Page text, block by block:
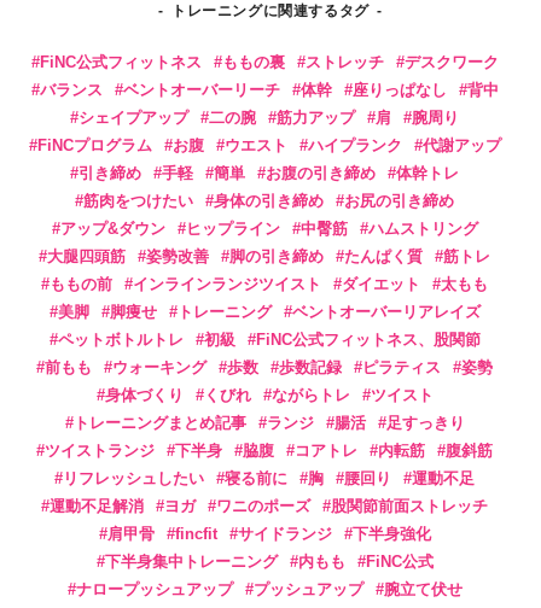
トレーニングに関連するタグ
FiNC公式フィットネス ももの裏 ストレッチ
デスクワーク
バランス
ベントオーバーリーチ 体幹 座りっぱなし
背中
シェイプアップ
二の腕 筋力アップ 肩
腕周り
FiNCプログラム
お腹 ウエスト ハイプランク
代謝アップ
引き締め
手軽 簡単 お腹の引き締め
体幹トレ
筋肉をつけたい
身体の引き締め
お尻の引き締め
アップ&ダウン
ヒップライン 中臀筋
ハムストリング
大腿四頭筋
姿勢改善 脚の引き締め たんぱく質
筋トレ
ももの前
インラインランジツイスト ダイエット
太もも
美脚
脚痩せ トレーニング
ベントオーバーリアレイズ
ペットボトルトレ
初級
FiNC公式フィットネス、股関節
前もも
ウォーキング 歩数 歩数記録 ピラティス
姿勢
身体づくり
くびれ ながらトレ
ツイスト
トレーニングまとめ記事
ランジ 腸活
足すっきり
ツイストランジ
下半身 脇腹 コアトレ 内転筋
腹斜筋
リフレッシュしたい
寝る前に 胸 腰回り
運動不足
運動不足解消
ヨガ ワニのポーズ
股関節前面ストレッチ
肩甲骨
fincfit サイドランジ
下半身強化
下半身集中トレーニング
内もも
FiNC公式
ナロープッシュアップ
プッシュアップ 腕立て伏せ